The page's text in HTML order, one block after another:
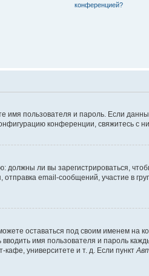
конференцией?
имя пользователя и пароль. Если
конференции, свяжитесь с
должны ли вы зарегистрироваться,
email-сообщений, участие в
оставаться под своим именем на
имя пользователя и пароль
университете и т. д. Если пункт